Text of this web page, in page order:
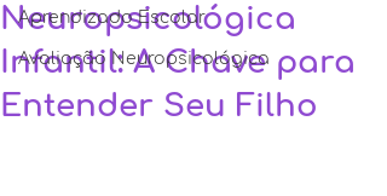
Aprendizado Escolar
Avaliação Neuropsicológica
Neuropsicológica
Infantil: A Chave para
Entender Seu Filho